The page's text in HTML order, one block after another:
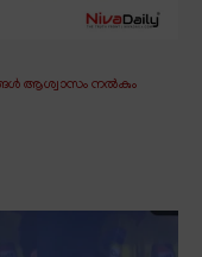
ആശ്വാസം നൽകും